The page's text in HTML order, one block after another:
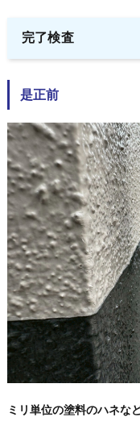
完了検査
是正前
ミリ単位の塗料のハネな